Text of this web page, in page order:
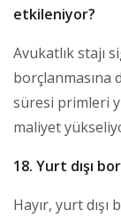
etkileniyor?
Avukatlık stajı
borçlanmasına
süresi primleri
maliyet
18. Yurt dışı
Hayır, yurt dışı